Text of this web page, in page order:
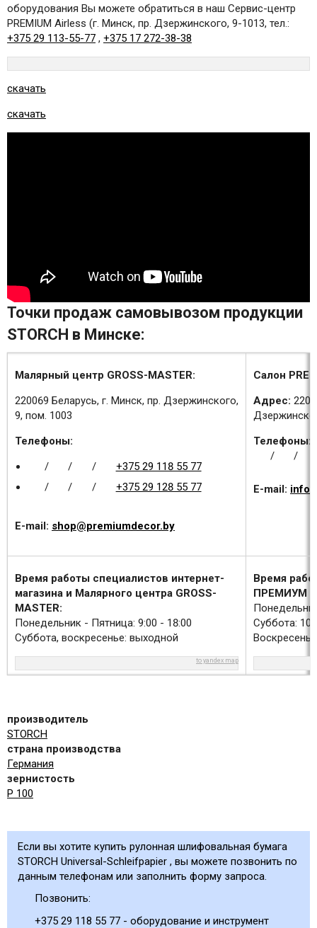
оборудования Вы можете обратиться в наш Сервис-центр
PREMIUM Airless (г. Минск, пр. Дзержинского, 9-1013, тел.:
+375 29 113-55-77 , +375 17 272-38-38
скачать
скачать
Точки продаж самовывозом продукции
STORCH в Минске:
Малярный центр GROSS-MASTER:
220069 Беларусь, г. Минск, пр. Дзержинского,
9, пом. 1003
Телефоны:
/
/ /
+375 29 118 55 77
/
/ / +375 29 128 55 77
E-mail: shop@premiumdecor.by
Салон
Адрес:
Телефоны:
/
/
E-mail:
Время работы специалистов интернет-
магазина и Малярного центра GROSS-
MASTER:
Понедельник - Пятница: 9:00 - 18:00
Суббота, воскресенье: выходной
to yandex map
Время
ПРЕМИУМ
Суббота:
производитель
STORCH
страна производства
Германия
зернистость
Р 100
Если вы хотите купить рулонная шлифовальная бумага
STORCH Universal-Schleifpapier , вы можете позвонить по
данным телефонам или заполнить форму запроса.
Позвонить:
+375 29 118 55 77 - оборудование и инструмент